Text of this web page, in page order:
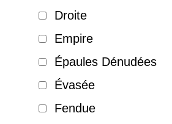
Droite
Empire
Épaules Dénudées
Évasée
Fendue